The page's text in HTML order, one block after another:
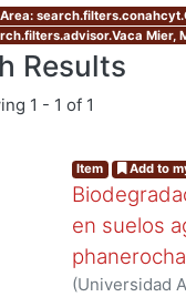
Mier,
Results
1 - 1 of 1
Item Add to
en suelos
(Universidad